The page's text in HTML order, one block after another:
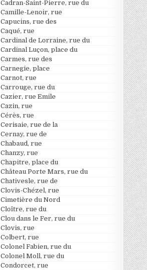
Cadran-Saint-Pierre, rue du
Camille-Lenoir, rue
Capucins, rue des
Caqué, rue
Cardinal de Lorraine, rue du
Cardinal Luçon, place du
Carmes, rue des
Carnegie, place
Carnot, rue
Carrouge, rue du
Cazier, rue Emile
Cazin, rue
Cérès, rue
Cerisaie, rue de la
Cernay, rue de
Chabaud, rue
Chanzy, rue
Chapitre, place du
Château Porte Mars, rue du
Chativesle, rue de
Clovis-Chézel, rue
Cimetière du Nord
Cloître, rue du
Clou dans le Fer, rue du
Clovis, rue
Colbert, rue
Colonel Fabien, rue du
Colonel Moll, rue du
Condorcet, rue